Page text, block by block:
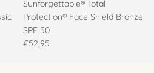
Sunforgettable® Total
Protection® Face Shield Bronze
SPF 50
€52,95